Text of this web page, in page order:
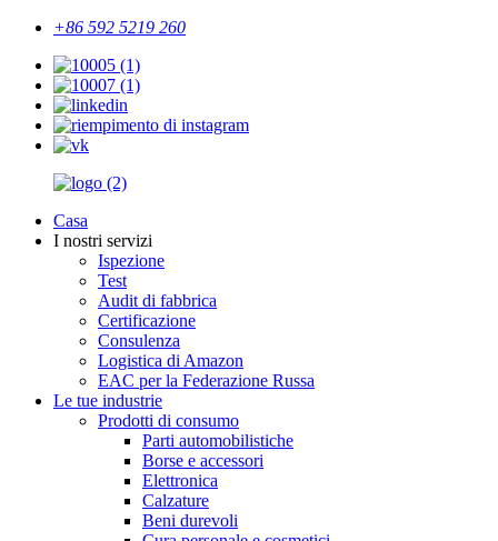
+86 592 5219 260
Casa
I nostri servizi
Ispezione
Test
Audit di fabbrica
Certificazione
Consulenza
Logistica di Amazon
EAC per la Federazione Russa
Le tue industrie
Prodotti di consumo
Parti automobilistiche
Borse e accessori
Elettronica
Calzature
Beni durevoli